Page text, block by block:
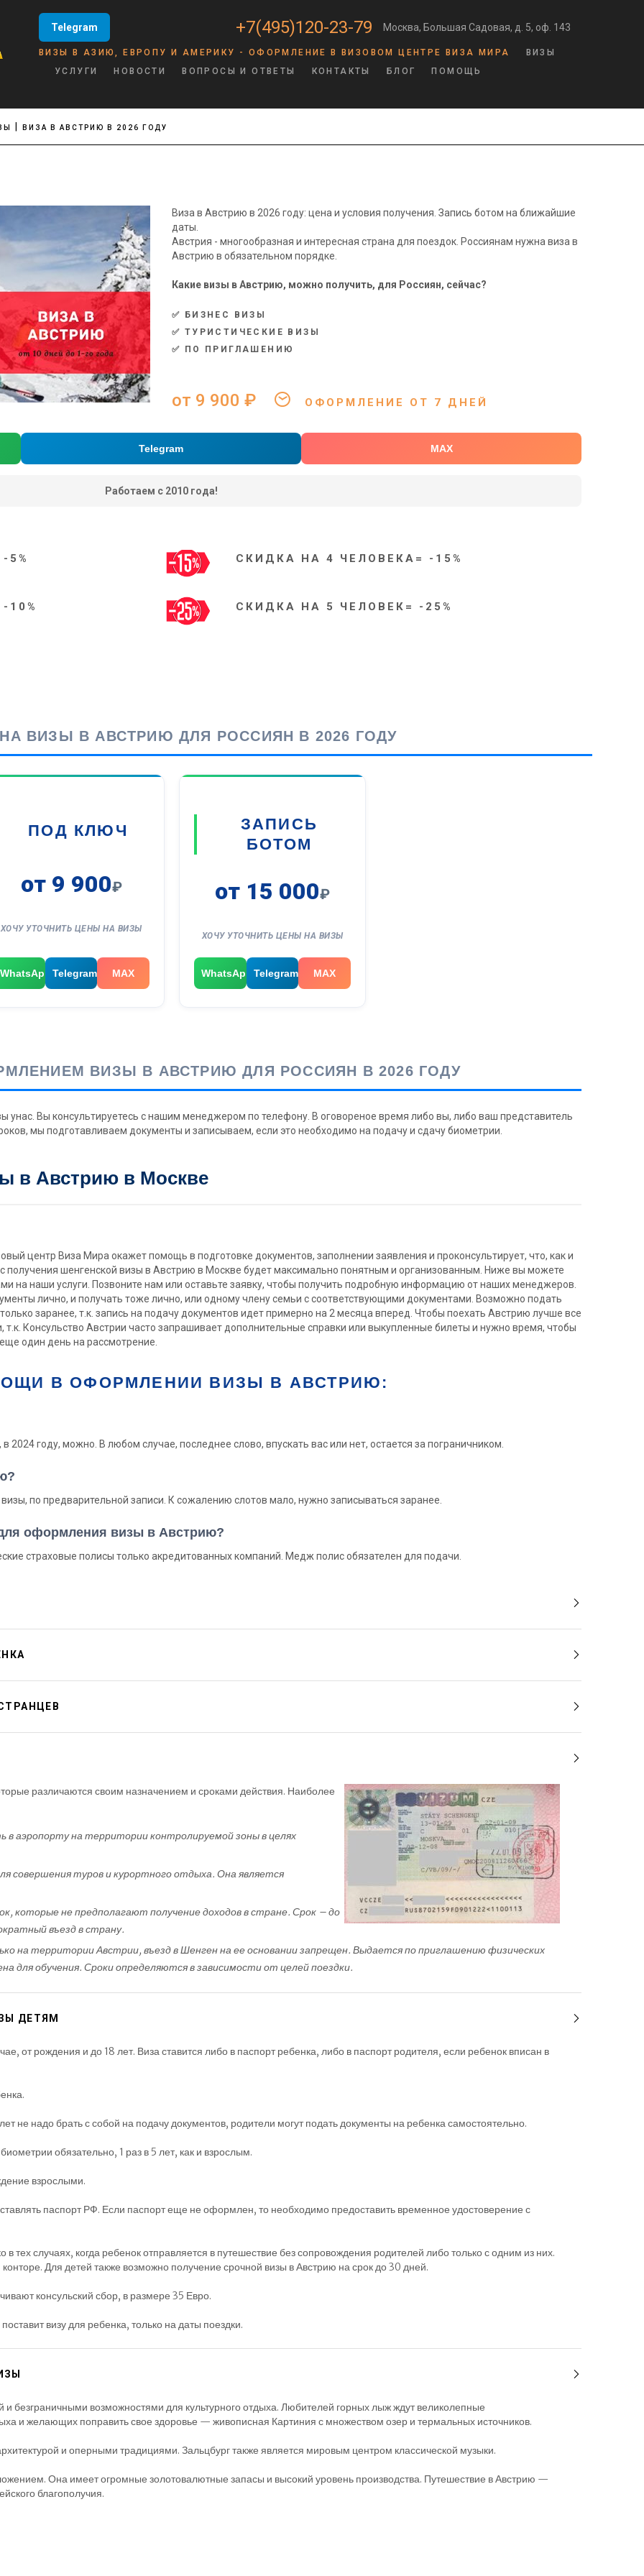
Москва, Большая Садовая, д. 5, оф. 143
+7(495)120-23-79
Telegram
ВИЗЫ В АЗИЮ, ЕВРОПУ И АМЕРИКУ - ОФОРМЛЕНИЕ В ВИЗОВОМ ЦЕНТРЕ ВИЗА МИРА
ВИЗЫ
УСЛУГИ
НОВОСТИ ВОПРОСЫ И ОТВЕТЫ КОНТАКТЫ БЛОГ ПОМОЩЬ
ВИЗА В АВСТРИЮ В 2026 ГОДУ
Виза в Австрию в 2026 году: цена и условия получения. Запись ботом на ближайшие
даты.
Австрия - многообразная и интересная страна для поездок. Россиянам нужна виза в
Австрию в обязательном порядке.​
Какие визы в Австрию, можно получить, для Россиян, сейчас?
✅ БИЗНЕС ВИЗЫ
✅ ТУРИСТИЧЕСКИЕ ВИЗЫ
✅ ПО ПРИГЛАШЕНИЮ
от 9 900 ₽ ОФОРМЛЕНИЕ ОТ 7 ДНЕЙ
Telegram MAX
Работаем с 2010 года!
СКИДКА НА 4 ЧЕЛОВЕКА= -15%
СКИДКА НА 5 ЧЕЛОВЕК= -25%
ВИЗЫ В АВСТРИЮ ДЛЯ РОССИЯН В 2026 ГОДУ
ПОД КЛЮЧ
от 9 900₽
ХОЧУ УТОЧНИТЬ ЦЕНЫ НА ВИЗЫ
WhatsApp Telegram MAX
ЗАПИСЬ
БОТОМ
от 15 000₽
ХОЧУ УТОЧНИТЬ ЦЕНЫ НА ВИЗЫ
WhatsApp Telegram MAX
ВИЗЫ В АВСТРИЮ ДЛЯ РОССИЯН В 2026 ГОДУ
Вы консультируетесь с нашим менеджером по телефону. В оговореное время либо вы, либо ваш представитель
мы подготавливаем документы и записываем, если это необходимо на подачу и сдачу биометрии.
в Австрию в Москве
центр Виза Мира окажет помощь в подготовке документов, заполнении заявления и проконсультирует, что, как и
шенгенской визы в Австрию в Москве будет максимально понятным и организованным. Ниже вы можете
на наши услуги. Позвоните нам или оставьте заявку, чтобы получить подробную информацию от наших менеджеров.
лично, и получать тоже лично, или одному члену семьи с соответствующими документами. Возможно подать
заранее, т.к. запись на подачу документов идет примерно на 2 месяца вперед. Чтобы поехать Австрию лучше все
Консульство Австрии часто запрашивает дополнительные справки или выкупленные билеты и нужно время, чтобы
один день на рассмотрение.
В ОФОРМЛЕНИИ ВИЗЫ В АВСТРИЮ:
2024 году, можно. В любом случае, последнее слово, впускать вас или нет, остается за пограничником.
по предварительной записи. К сожалению слотов мало, нужно записываться заранее.
оформления визы в Австрию?
страховые полисы только акредитованных компаний. Медж полис обязателен для подачи.
различаются своим назначением и сроками действия. Наиболее
аэропорту на территории контролируемой зоны в целях
совершения туров и курортного отдыха. Она является
которые не предполагают получение доходов в стране. Срок – до
въезд в страну.
на территории Австрии, въезд в Шенген на ее основании запрещен. Выдается по приглашению физических
для обучения. Сроки определяются в зависимости от целей поездки.
ДЕТЯМ
от рождения и до 18 лет. Виза ставится либо в паспорт ребенка, либо в паспорт родителя, если ребенок вписан в
не надо брать с собой на подачу документов, родители могут подать документы на ребенка самостоятельно.
обязательно, 1 раз в 5 лет, как и взрослым.
взрослыми.
паспорт РФ. Если паспорт еще не оформлен, то необходимо предоставить временное удостоверение с
тех случаях, когда ребенок отправляется в путешествие без сопровождения родителей либо только с одним из них.
Для детей также возможно получение срочной визы в Австрию на срок до 30 дней.
консульский сбор, в размере 35 Евро.
визу для ребенка, только на даты поездки.
безграничными возможностями для культурного отдыха. Любителей горных лыж ждут великолепные
и желающих поправить свое здоровье — живописная Картиния с множеством озер и термальных источников.
и оперными традициями. Зальцбург также является мировым центром классической музыки.
Она имеет огромные золотовалютные запасы и высокий уровень производства. Путешествие в Австрию —
благополучия.